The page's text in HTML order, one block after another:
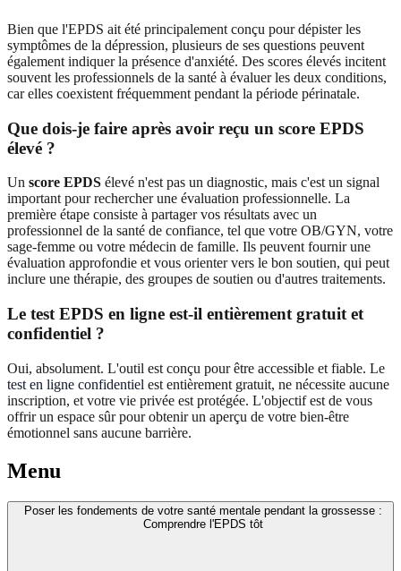
Bien que l'EPDS ait été principalement conçu pour dépister les
symptômes de la dépression, plusieurs de ses questions peuvent
également indiquer la présence d'anxiété. Des scores élevés incitent
souvent les professionnels de la santé à évaluer les deux conditions,
car elles coexistent fréquemment pendant la période périnatale.
Que dois-je faire après avoir reçu un score EPDS
élevé ?
Un score EPDS élevé n'est pas un diagnostic, mais c'est un signal
important pour rechercher une évaluation professionnelle. La
première étape consiste à partager vos résultats avec un
professionnel de la santé de confiance, tel que votre OB/GYN, votre
sage-femme ou votre médecin de famille. Ils peuvent fournir une
évaluation approfondie et vous orienter vers le bon soutien, qui peut
inclure une thérapie, des groupes de soutien ou d'autres traitements.
Le test EPDS en ligne est-il entièrement gratuit et
confidentiel ?
Oui, absolument. L'outil est conçu pour être accessible et fiable. Le
test en ligne confidentiel est entièrement gratuit, ne nécessite aucune
inscription, et votre vie privée est protégée. L'objectif est de vous
offrir un espace sûr pour obtenir un aperçu de votre bien-être
émotionnel sans aucune barrière.
Menu
Poser les fondements de votre santé mentale pendant la grossesse :
Comprendre l'EPDS tôt